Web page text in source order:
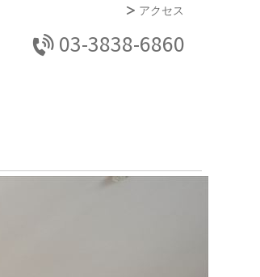
アクセス
03-3838-6860